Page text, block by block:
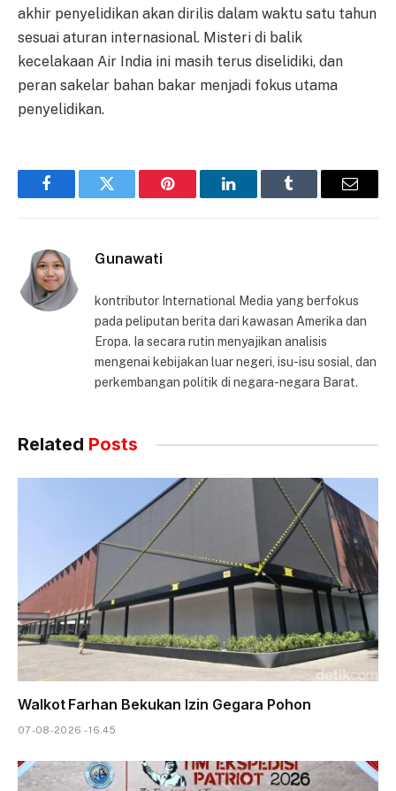
akhir penyelidikan akan dirilis dalam waktu satu tahun
sesuai aturan internasional. Misteri di balik
kecelakaan Air India ini masih terus diselidiki, dan
peran sakelar bahan bakar menjadi fokus utama
penyelidikan.
FacebookTwitter Pinterest LinkedInTumblr Email
Gunawati
kontributor International Media yang berfokus
pada peliputan berita dari kawasan Amerika dan
Eropa. Ia secara rutin menyajikan analisis
mengenai kebijakan luar negeri, isu-isu sosial, dan
perkembangan politik di negara-negara Barat.
Related Posts
Walkot Farhan Bekukan Izin Gegara Pohon
07-08-2026 - 16.45